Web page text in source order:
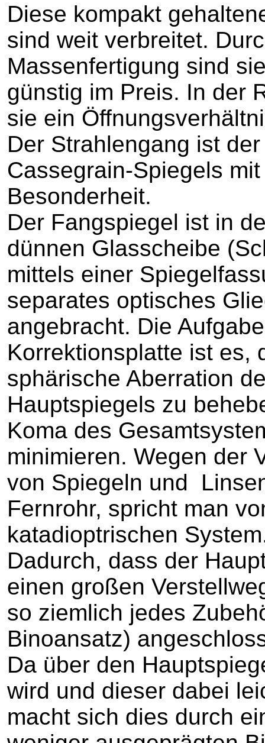
Diese kompakt
sind weit verbreitet.
Massenfertigung sind
günstig im Preis. In der
sie ein
Der Strahlengang ist
Cassegrain-Spiegels
Besonderheit.
Der Fangspiegel ist in
dünnen Glasscheibe
mittels einer
separates optisches
angebracht. Die
Korrektionsplatte ist es,
sphärische Aberration
Hauptspiegels zu
Koma des
minimieren. Wegen der
von Spiegeln und
Fernrohr, spricht man
katadioptrischen
Dadurch, dass der
einen großen
so ziemlich jedes
Binoansatz)
Da über den
wird und dieser dabei
macht sich dies durch